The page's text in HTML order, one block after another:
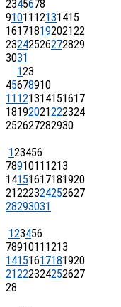
2345678
9101112131415
16171819202122
23242526272829
3031
123
45678910
11121314151617
18192021222324
252627282930
123456
78910111213
14151617181920
21222324252627
28293031
123456
78910111213
14151617181920
21222324252627
28